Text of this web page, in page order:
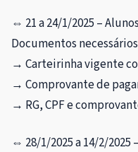
⇔ 21 a 24/1/2025 –
Documentos necessários
→ Carteirinha vigente
→ Comprovante de
→ RG, CPF e
⇔ 28/1/2025 a 14/2/